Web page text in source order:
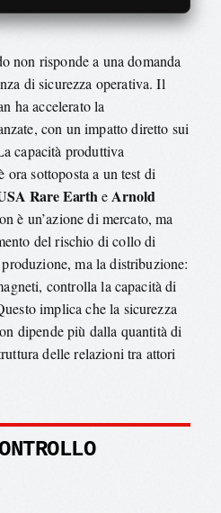
non risponde a una domanda
di sicurezza operativa. Il
ha accelerato la
con un impatto diretto sui
capacità produttiva
ora sottoposta a un test di
Rare Earthe Arnold
è un’azione di mercato, ma
del rischio di collo di
ma la distribuzione:
controlla la capacità di
implica che la sicurezza
dipende più dalla quantità di
delle relazioni tra attori